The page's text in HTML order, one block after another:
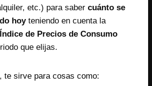
etc.) para saber cuánto se
hoyteniendo en cuenta la
Índice de Precios de Consumo
que elijas.
te sirve para cosas como: